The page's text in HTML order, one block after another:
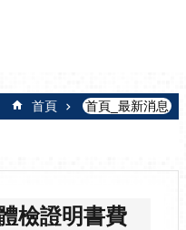
首頁 首頁_最新消息
檢證明書費